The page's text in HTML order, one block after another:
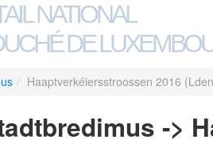
NATIONAL
DE
/ Haaptverkéiersstroossen 2016
->